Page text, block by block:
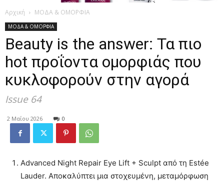
Αρχική ΜΟΔΑ & ΟΜΟΡΦΙΑ
ΜΟΔΑ & ΟΜΟΡΦΙΑ
Beauty is the answer: Τα πιο
hot προΐοντα ομορφιάς που
κυκλοφορούν στην αγορά
Issue 64
2 Μαΐου 2026 0
Advanced Night Repair Eye Lift + Sculpt από τη Estée
Lauder. Αποκαλύπτει μια στοχευμένη, μεταμόρφωση